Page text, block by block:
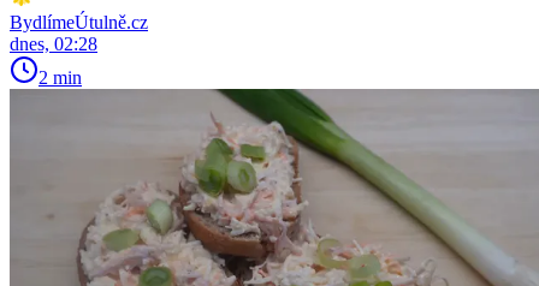
BydlímeÚtulně.cz
dnes, 02:28
2 min